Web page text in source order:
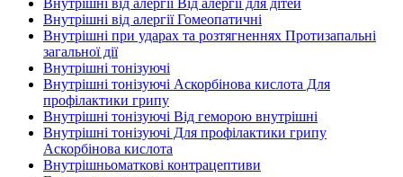
Внутрішні від алергії Гомеопатичні
Внутрішні при ударах та розтягненнях Протизапальні
загальної дії
Внутрішні тонізуючі
Внутрішні тонізуючі Аскорбінова кислота Для
профілактики грипу
Внутрішні тонізуючі Від геморою внутрішні
Внутрішні тонізуючі Для профілактики грипу
Аскорбінова кислота
Внутрішньоматкові контрацептиви